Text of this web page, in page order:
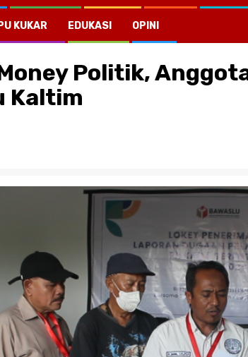
KUKAR EDUKASI OPINI
Politik,
Kaltim